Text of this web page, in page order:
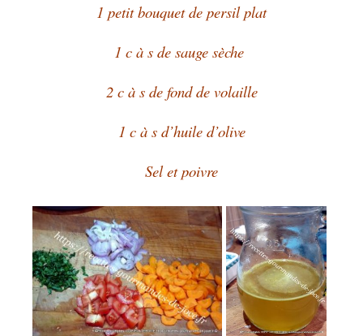
1 petit bouquet de persil plat
1 c à s de sauge sèche
2 c à s de fond de volaille
1 c à s d’huile d’olive
Sel et poivre